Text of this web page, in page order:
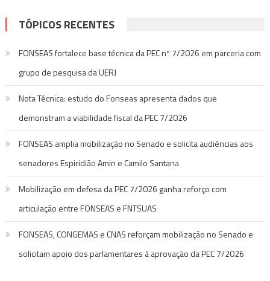
TÓPICOS RECENTES
FONSEAS fortalece base técnica da PEC nº 7/2026 em parceria com
grupo de pesquisa da UERJ
Nota Técnica: estudo do Fonseas apresenta dados que
demonstram a viabilidade fiscal da PEC 7/2026
FONSEAS amplia mobilização no Senado e solicita audiências aos
senadores Espiridião Amin e Camilo Santana
Mobilização em defesa da PEC 7/2026 ganha reforço com
articulação entre FONSEAS e FNTSUAS
FONSEAS, CONGEMAS e CNAS reforçam mobilização no Senado e
solicitam apoio dos parlamentares à aprovação da PEC 7/2026